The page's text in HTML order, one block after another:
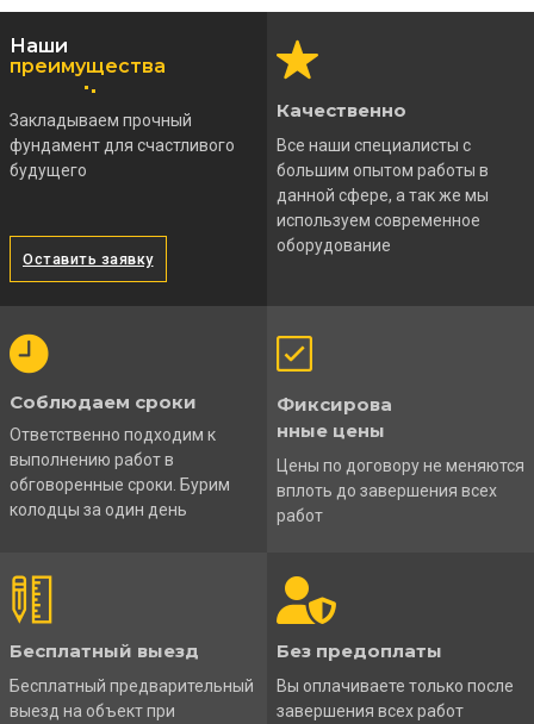
Наши
преимущества
Закладываем прочный
фундамент для счастливого
будущего
Оставить заявку
Качественно
Все наши специалисты с
большим опытом работы в
данной сфере, а так же мы
используем современное
оборудование
Соблюдаем сроки
Ответственно подходим к
выполнению работ в
обговоренные сроки. Бурим
колодцы за один день
Фиксирова
нные цены
Цены по договору не меняются
вплоть до завершения всех
работ
Бесплатный выезд
Бесплатный предварительный
выезд на объект при
Без предоплаты
Вы оплачиваете только после
завершения всех работ